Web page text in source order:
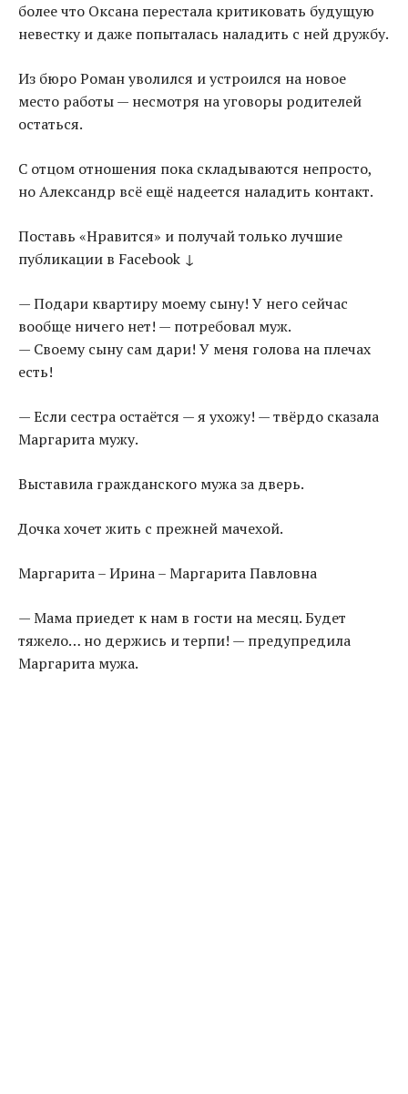
более что Оксана перестала критиковать будущую
невестку и даже попыталась наладить с ней дружбу.
Из бюро Роман уволился и устроился на новое
место работы — несмотря на уговоры родителей
остаться.
С отцом отношения пока складываются непросто,
но Александр всё ещё надеется наладить контакт.
Поставь «Нравится» и получай только лучшие
публикации в Facebook ↓
— Подари квартиру моему сыну! У него сейчас
вообще ничего нет! — потребовал муж.
— Своему сыну сам дари! У меня голова на плечах
есть!
— Если сестра остаётся — я ухожу! — твёрдо сказала
Маргарита мужу.
Выставила гражданского мужа за дверь.
Дочка хочет жить с прежней мачехой.
Маргарита – Ирина – Маргарита Павловна
— Мама приедет к нам в гости на месяц. Будет
тяжело… но держись и терпи! — предупредила
Маргарита мужа.